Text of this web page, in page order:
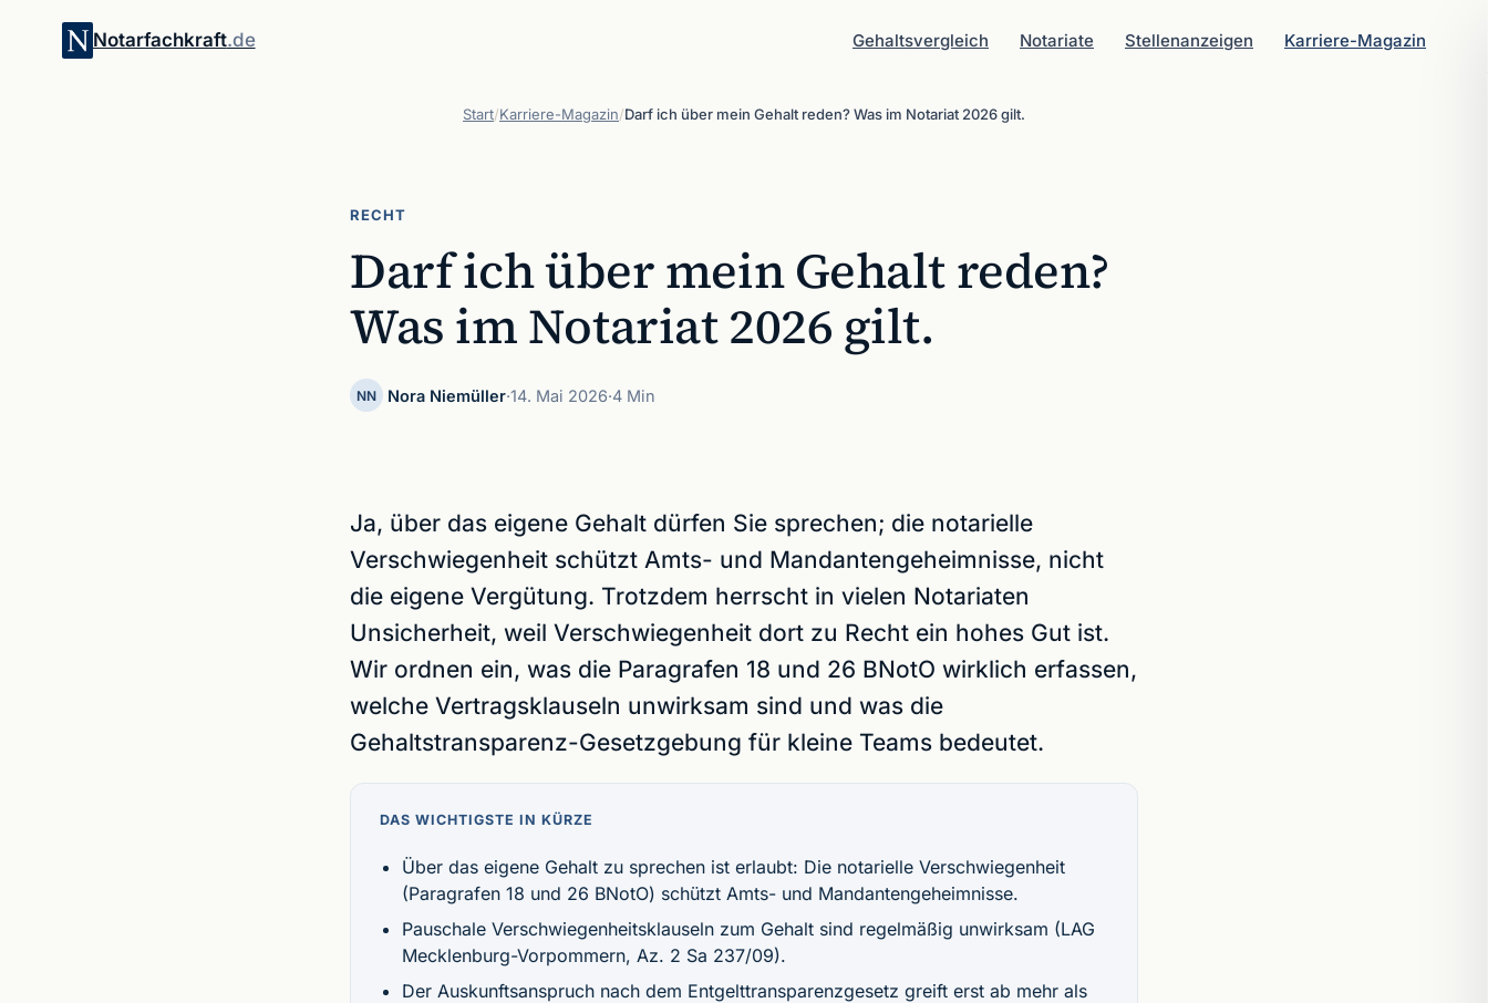
Notarfachkraft.de Gehaltsvergleich Notariate Stellenanzeigen Karriere-Magazin
Start/Karriere-Magazin/Darf ich über mein Gehalt reden? Was im Notariat 2026 gilt.
RECHT
Darf ich über mein Gehalt reden?
Was im Notariat 2026 gilt.
NN Nora Niemüller·14. Mai 2026·4 Min
Ja, über das eigene Gehalt dürfen Sie sprechen; die notarielle
Verschwiegenheit schützt Amts- und Mandantengeheimnisse, nicht
die eigene Vergütung. Trotzdem herrscht in vielen Notariaten
Unsicherheit, weil Verschwiegenheit dort zu Recht ein hohes Gut ist.
Wir ordnen ein, was die Paragrafen 18 und 26 BNotO wirklich erfassen,
welche Vertragsklauseln unwirksam sind und was die
Gehaltstransparenz-Gesetzgebung für kleine Teams bedeutet.
DAS WICHTIGSTE IN KÜRZE
Über das eigene Gehalt zu sprechen ist erlaubt: Die notarielle Verschwiegenheit
(Paragrafen 18 und 26 BNotO) schützt Amts- und Mandantengeheimnisse.
Pauschale Verschwiegenheitsklauseln zum Gehalt sind regelmäßig unwirksam (LAG
Mecklenburg-Vorpommern, Az. 2 Sa 237/09).
Der Auskunftsanspruch nach dem Entgelttransparenzgesetz greift erst ab mehr als